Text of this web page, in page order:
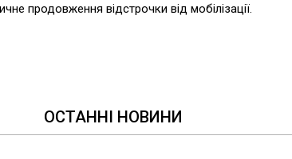
продовження відстрочки від мобілізації.
ОСТАННІ НОВИНИ